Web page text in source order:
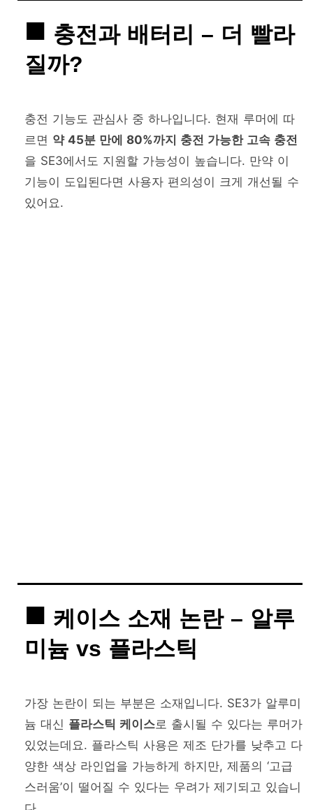
충전과 배터리 – 더 빨라
질까?
충전 기능도 관심사 중 하나입니다. 현재 루머에 따
르면 약 45분 만에 80%까지 충전 가능한 고속 충전
을 SE3에서도 지원할 가능성이 높습니다. 만약 이
기능이 도입된다면 사용자 편의성이 크게 개선될 수
있어요.
케이스 소재 논란 – 알루
미늄 vs 플라스틱
가장 논란이 되는 부분은 소재입니다. SE3가 알루미
늄 대신 플라스틱 케이스로 출시될 수 있다는 루머가
있었는데요. 플라스틱 사용은 제조 단가를 낮추고 다
양한 색상 라인업을 가능하게 하지만, 제품의 ‘고급
스러움’이 떨어질 수 있다는 우려가 제기되고 있습니